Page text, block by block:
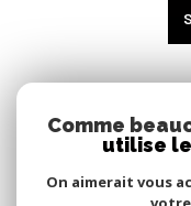
Comme
utilise
On aimerait vous